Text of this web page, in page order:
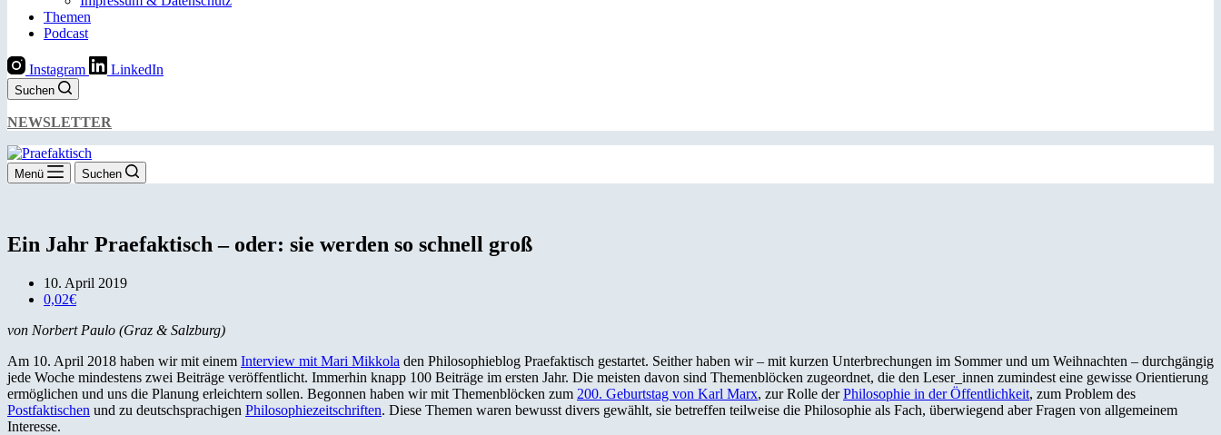
Themen
Podcast
Instagram LinkedIn
Suchen
NEWSLETTER
Menü Suchen
Ein Jahr Praefaktisch – oder: sie werden so schnell groß
10. April 2019
0,02€
von Norbert Paulo (Graz & Salzburg)
Am 10. April 2018 haben wir mit einem Interview mit Mari Mikkola den Philosophieblog Praefaktisch gestartet. Seither haben wir – mit kurzen Unterbrechungen im Sommer und um Weihnachten – durchgängig
jede Woche mindestens zwei Beiträge veröffentlicht. Immerhin knapp 100 Beiträge im ersten Jahr. Die meisten davon sind Themenblöcken zugeordnet, die den Leser_innen zumindest eine gewisse Orientierung
ermöglichen und uns die Planung erleichtern sollen. Begonnen haben wir mit Themenblöcken zum 200. Geburtstag von Karl Marx, zur Rolle derPhilosophie in der Öffentlichkeit, zum Problem des
Postfaktischen und zu deutschsprachigen Philosophiezeitschriften. Diese Themen waren bewusst divers gewählt, sie betreffen teilweise die Philosophie als Fach, überwiegend aber Fragen von allgemeinem
Interesse.